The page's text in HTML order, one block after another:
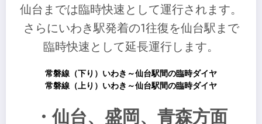
仙台までは臨時快速として運行されます。
さらにいわき駅発着の1往復を仙台駅まで
臨時快速として延長運行します。
常磐線（下り）いわき～仙台駅間の臨時ダイヤ
常磐線（上り）いわき～仙台駅間の臨時ダイヤ
・仙台、盛岡、青森方面